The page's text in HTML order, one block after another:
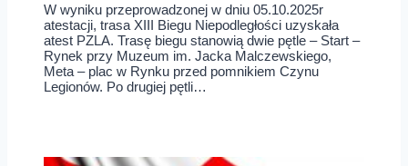
W wyniku przeprowadzonej w dniu 05.10.2025r
atestacji, trasa XIII Biegu Niepodległości uzyskała
atest PZLA. Trasę biegu stanowią dwie pętle – Start –
Rynek przy Muzeum im. Jacka Malczewskiego,
Meta – plac w Rynku przed pomnikiem Czynu
Legionów. Po drugiej pętli…